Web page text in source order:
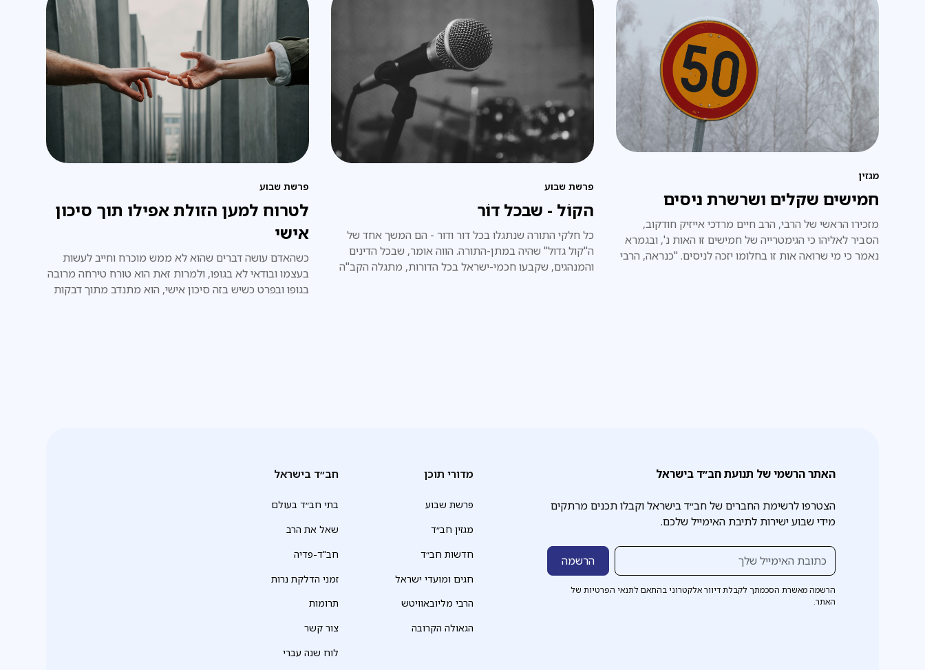
מגזין
חמישים שקלים ושרשרת ניסים
מזכירו הראשי של הרבי, הרב חיים מרדכי אייזיק חודקוב,
הסביר לאליהו כי הגימטרייה של חמישים זו האות נ', ובגמרא
נאמר כי מי שרואה אות זו בחלומו יזכה לניסים. "כנראה, הרבי
פרשת שבוע
הקוֹל - שבכל דוֹר
כל חלקי התורה שנתגלו בכל דור ודור - הם המשך אחד של
ה"קול גדול" שהיה במתן-התורה. הווה אומר, שבכל הדינים
והמנהגים, שקבעו חכמי-ישראל בכל הדורות, מתגלה הקב"ה
פרשת שבוע
לטרוח למען הזולת אפילו תוך סיכון
אישי
כשהאדם עושה דברים שהוא לא ממש מוכרח וחייב לעשות
בעצמו ובודאי לא בגופו, ולמרות זאת הוא טורח טירחה מרובה
בגופו ובפרט כשיש בזה סיכון אישי, הוא מתנדב מתוך דבקות
האתר הרשמי של תנועת חב״ד בישראל
הצטרפו לרשימת החברים של חב״ד בישראל וקבלו תכנים מרתקים
מידי שבוע ישירות לתיבת האימייל שלכם.
הרשמה מאשרת הסכמתך לקבלת דיוור אלקטרוני בהתאם לתנאי הפרטיות של
האתר.
מדורי תוכן
פרשת שבוע
מגזין חב״ד
חדשות חב״ד
חגים ומועדי ישראל
הרבי מליובאוויטש
הגאולה הקרובה
חב״ד בישראל
בתי חב״ד בעולם
שאל את הרב
חב"ד-פדיה
זמני הדלקת נרות
תרומות
צור קשר
לוח שנה עברי